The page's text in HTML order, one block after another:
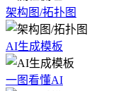
架构图/拓扑图
AI生成模板
一图看懂AI